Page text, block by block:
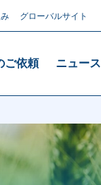
グローバルサイト
ご依頼 ニュース